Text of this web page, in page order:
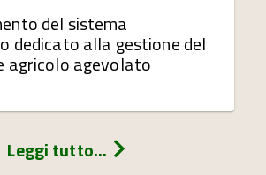
del sistema
dedicato alla gestione del
agricolo agevolato
Leggi tutto...